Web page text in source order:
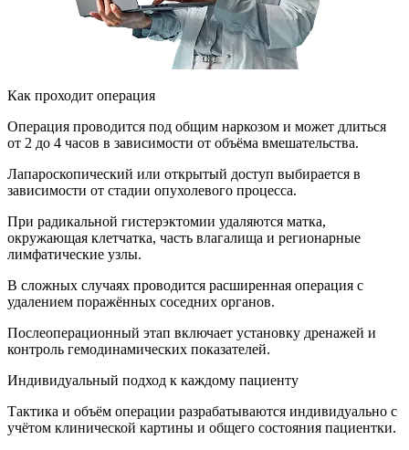
Как проходит операция
Операция проводится под общим наркозом и может длиться
от 2 до 4 часов в зависимости от объёма вмешательства.
Лапароскопический или открытый доступ выбирается в
зависимости от стадии опухолевого процесса.
При радикальной гистерэктомии удаляются матка,
окружающая клетчатка, часть влагалища и регионарные
лимфатические узлы.
В сложных случаях проводится расширенная операция с
удалением поражённых соседних органов.
Послеоперационный этап включает установку дренажей и
контроль гемодинамических показателей.
Индивидуальный подход к каждому пациенту
Тактика и объём операции разрабатываются индивидуально с
учётом клинической картины и общего состояния пациентки.